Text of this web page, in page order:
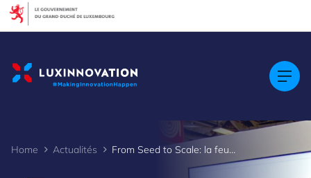
Home Actualités From Seed to Scale: la feuille de route de l’écosystème luxembourgeois des start-up
Cookies management panel